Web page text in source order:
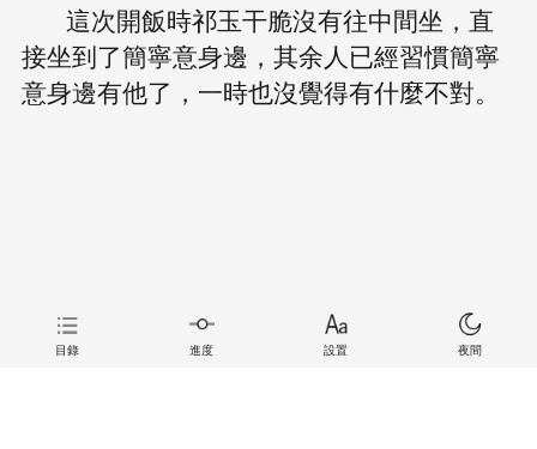
這次開飯時祁玉干脆沒有往中間坐，直
接坐到了簡寧意身邊，其余人已經習慣簡寧
意身邊有他了，一時也沒覺得有什麼不對。
目錄 進度 設置 夜間